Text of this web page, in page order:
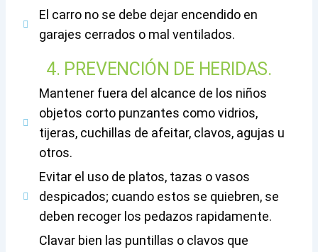
El carro no se debe dejar encendido en
garajes cerrados o mal ventilados.
4. PREVENCIÓN DE HERIDAS.
Mantener fuera del alcance de los niños
objetos corto punzantes como vidrios,
tijeras, cuchillas de afeitar, clavos, agujas u
otros.
Evitar el uso de platos, tazas o vasos
despicados; cuando estos se quiebren, se
deben recoger los pedazos rapidamente.
Clavar bien las puntillas o clavos que